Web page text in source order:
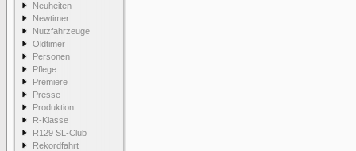
Neuheiten
Newtimer
Nutzfahrzeuge
Oldtimer
Personen
Pflege
Premiere
Presse
Produktion
R-Klasse
R129 SL-Club
Rekordfahrt